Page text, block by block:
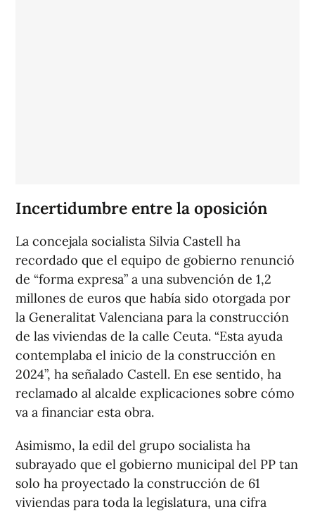
Incertidumbre entre la oposición
La concejala socialista Silvia Castell ha
recordado que el equipo de gobierno renunció
de “forma expresa” a una subvención de 1,2
millones de euros que había sido otorgada por
la Generalitat Valenciana para la construcción
de las viviendas de la calle Ceuta. “Esta ayuda
contemplaba el inicio de la construcción en
2024”, ha señalado Castell. En ese sentido, ha
reclamado al alcalde explicaciones sobre cómo
va a financiar esta obra.
Asimismo, la edil del grupo socialista ha
subrayado que el gobierno municipal del PP tan
solo ha proyectado la construcción de 61
viviendas para toda la legislatura, una cifra